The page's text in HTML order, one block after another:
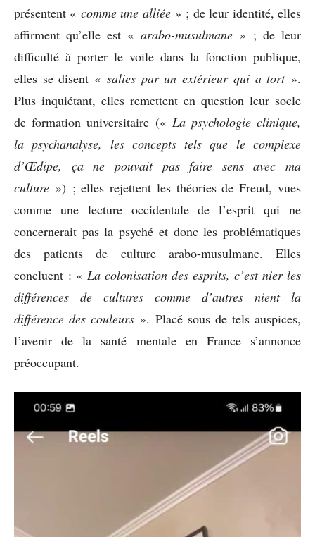
présentent « comme une alliée» ; de leur identité, elles
affirment qu’elle est « arabo-musulmane » ; de leur
difficulté à porter le voile dans la fonction publique,
elles se disent « salies par un extérieur qui a tort».
Plus inquiétant, elles remettent en question leur socle
de formation universitaire (« La psychologie clinique,
la psychanalyse, les concepts tels que le complexe
d’Œdipe, ça ne pouvait pas faire sens avec ma
culture ») ; elles rejettent les théories de Freud, vues
comme une lecture occidentale de l’esprit qui ne
concernerait pas la psyché et donc les problématiques
des patients de culture arabo-musulmane. Elles
concluent : « La colonisation des esprits, c’est nier les
différences de cultures comme d’autres nient la
différence des couleurs ». Placé sous de tels auspices,
l’avenir de la santé mentale en France s’annonce
préoccupant.